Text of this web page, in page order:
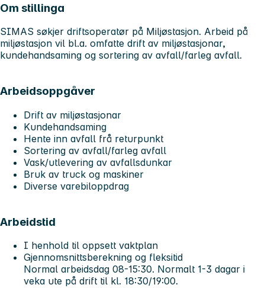
Om stillinga
SIMAS søkjer driftsoperatør på Miljøstasjon. Arbeid på
miljøstasjon vil bl.a. omfatte drift av miljøstasjonar,
kundehandsaming og sortering av avfall/farleg avfall.
Arbeidsoppgåver
Drift av miljøstasjonar
Kundehandsaming
Hente inn avfall frå returpunkt
Sortering av avfall/farleg avfall
Vask/utlevering av avfallsdunkar
Bruk av truck og maskiner
Diverse varebiloppdrag
Arbeidstid
I henhold til oppsett vaktplan
Gjennomsnittsberekning og fleksitid
Normal arbeidsdag 08-15:30. Normalt 1-3 dagar i
veka ute på drift til kl. 18:30/19:00.